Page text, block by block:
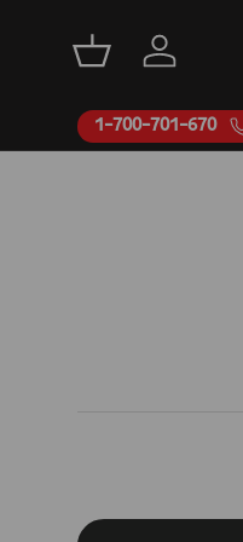
דילוג
התחברותסל קניות
1-700-701-670